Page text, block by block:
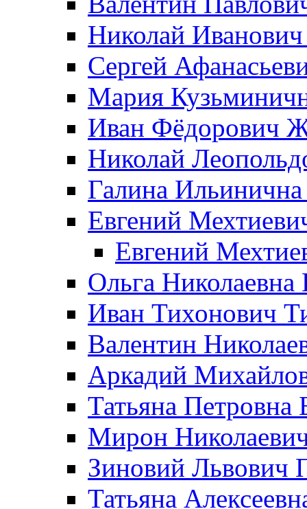
Николай Иванович
Сергей
Мария
Иван Фёдорович
Николай
Галина
Евгений
Евгений
Ольга Николаевна
Иван Тихонович
Валентин
Аркадий
Татьяна Петровна
Мирон
Зиновий Львович
Татьяна